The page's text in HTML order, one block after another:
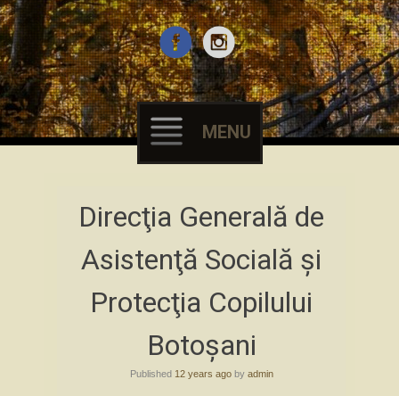
MENU
to
Direcţia Generală de
Asistenţă Socială şi
Protecţia Copilului
Botoşani
Published 12 years agoby admin